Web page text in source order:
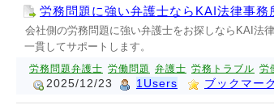
労務問題に強い弁護士ならKAI法律事
会社側の労務問題に強い弁護士をお探しならKAI法
一貫してサポートします。
労務問題弁護士 労働問題 弁護士 労務トラブル 労
2025/12/23 1Users ブックマー